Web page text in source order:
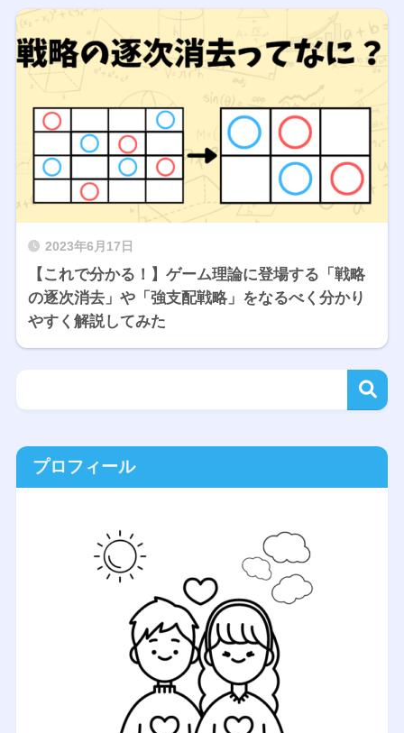
2023年6月17日
【これで分かる！】ゲーム理論に登場する「戦略
の逐次消去」や「強支配戦略」をなるべく分かり
やすく解説してみた
プロフィール